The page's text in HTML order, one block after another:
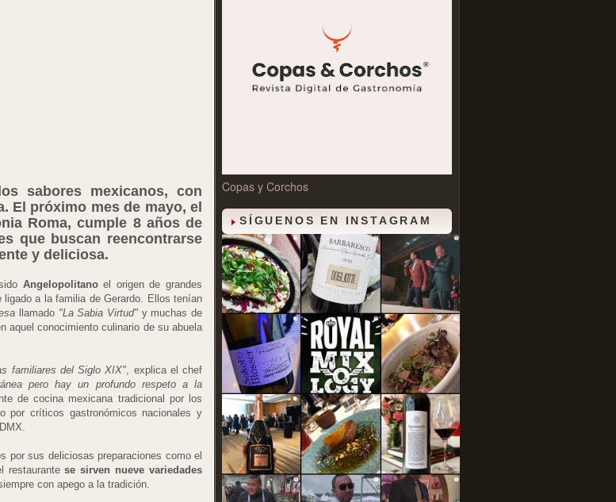
sabores mexicanos, con
El próximo mes de mayo, el
Roma, cumple 8 años de
que buscan reencontrarse
y deliciosa.
Angelopolitanoel origen de grandes
a la familia de Gerardo. Ellos tenían
llamado "La Sabia Virtud" y muchas de
aquel conocimiento culinario de su abuela
familiares del Siglo XIX", explica el chef
pero hay un profundo respeto a la
de cocina mexicana tradicional por los
por críticos gastronómicos nacionales y
por sus deliciosas preparaciones como el
restaurantese sirven nueve variedades
con apego a la tradición.
Copas y Corchos
SÍGUENOS EN INSTAGRAM